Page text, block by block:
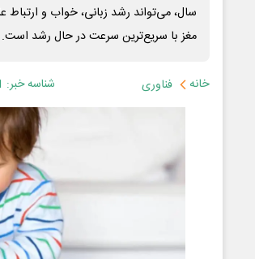
سال، می‌تواند رشد زبانی، خواب و ارتباط
مغز با سریع‌ترین سرعت در حال رشد است.
خانه فناوری شناسه خبر: 188161